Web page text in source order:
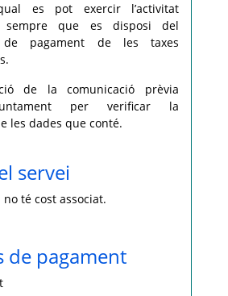
es pot exercir l’activitat
sempre que es disposi del
de pagament de les taxes
de la comunicació prèvia
per verificar la
les dades que conté.
servei
té cost associat.
de pagament